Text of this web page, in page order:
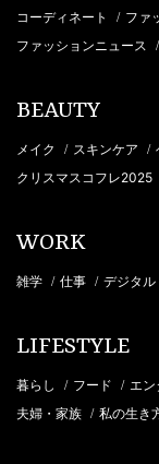
コーディネート / ファ
ファッションニュース /
BEAUTY
メイク / スキンケア /
クリスマスコフレ2025
WORK
雑学 / 仕事 / デジタル
LIFESTYLE
暮らし / フード / エン
夫婦・家族 / 私の生き